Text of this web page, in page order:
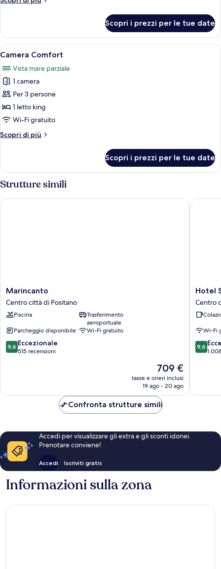
Presidenziale
Scopri i prezzi per le tue date
Apri
tutte
le
foto
per
Camera
Comfort
Una stanza con un divano color
12
Camera Comfort
Vista mare parziale
1 camera
Per 3 persone
1 letto king
Wi-Fi gratuito
Scopri di più
Altri
Comfort
Scopri i prezzi per le tue date
Strutture simili
Marincanto
Centro
città
di
Marincanto
Centro città di Positano
Piscina
Trasferimento
aeroportuale
Parcheggio disponibile
Wi-Fi gratuito
9.6
su
9,6 Eccezionale
515 recensioni
Il
prezzo
attuale
709 €
709 €
tasse e oneri inclusi
19 ago - 20 ago
Marincanto
Hotel
Savoia
Centro
città
Positano
Hotel
Centro
Wi-Fi
9.6
su
9,6
Hotel
Confronta strutture simili
Accedi per visualizzare gli extra e gli sconti idonei.
Prenotare conviene!
Accedi Iscriviti gratis
Informazioni sulla zona